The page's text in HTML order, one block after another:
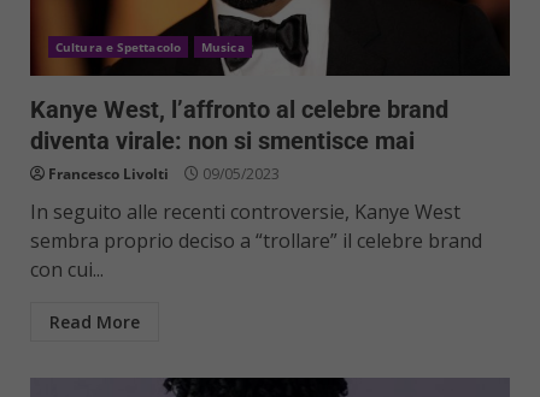
Cultura e Spettacolo Musica
Kanye West, l’affronto al celebre brand
diventa virale: non si smentisce mai
Francesco Livolti 09/05/2023
In seguito alle recenti controversie, Kanye West
sembra proprio deciso a “trollare” il celebre brand
con cui...
Read More